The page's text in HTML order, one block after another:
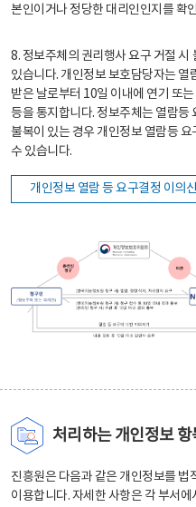
본인이거나 정당한 대리인인지를 확
8. 정보주체의 권리행사 요구 거절 시
있습니다. 개인정보 보호담당자는 열
받은 날로부터 10일 이내에 연기 또
등을 통지합니다. 정보주체는 열람등
불복이 있는 경우 개인정보 열람등
수 있습니다.
개인정보 열람 등 요구결정 이의
처리하는 개인정보 항
진흥원은 다음과 같은 개인정보를
이용합니다. 자세한 사항은 각 부서